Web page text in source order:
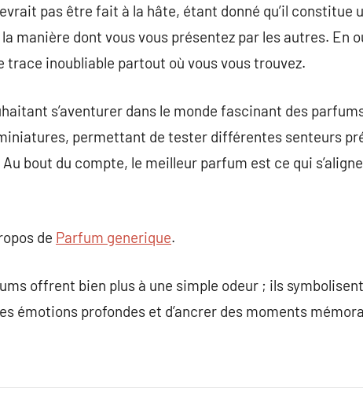
pas être fait à la hâte, étant donné qu’il constitue
manière dont vous vous présentez par les autres. En
inoubliable partout où vous vous trouvez.
s’aventurer dans le monde fascinant des
permettant de tester différentes senteurs
bout du compte, le meilleur parfum est ce qui
de Parfum generique.
offrent bien plus à une simple odeur ; ils
émotions profondes et d’ancrer des moments